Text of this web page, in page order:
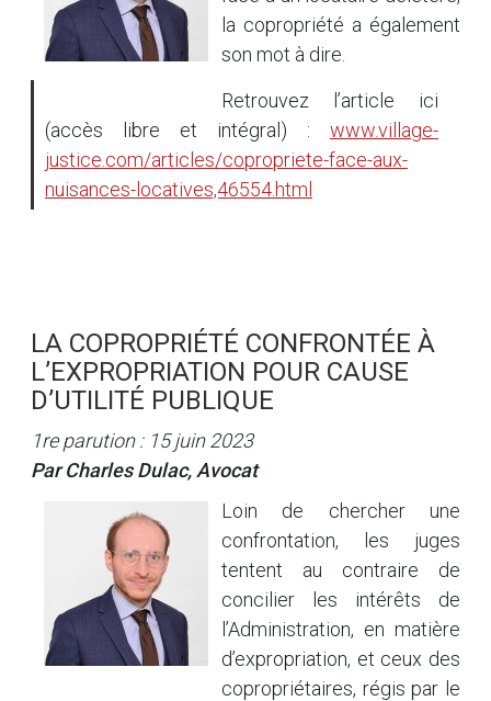
la copropriété a également
son mot à dire.
Retrouvez l’article ici
(accès libre et intégral) : www.village-
justice.com/articles/copropriete-face-aux-
nuisances-locatives,46554.html
LA COPROPRIÉTÉ CONFRONTÉE À
L’EXPROPRIATION POUR CAUSE
D’UTILITÉ PUBLIQUE
1re parution : 15 juin 2023
Par Charles Dulac, Avocat
Loin de chercher une
confrontation, les juges
tentent au contraire de
concilier les intérêts de
l’Administration, en matière
d’expropriation, et ceux des
copropriétaires, régis par le